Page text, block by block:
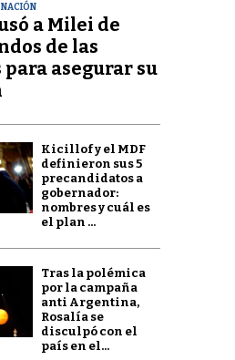
a Milei de
de las
asegurar su
Kicillof y el MDF
definieron sus 5
precandidatos a
gobernador:
nombres y cuál es
el plan ...
Tras la polémica
por la campaña
anti Argentina,
Rosalía se
disculpó con el
país en el...